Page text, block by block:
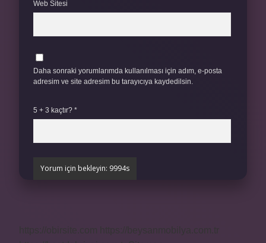
Web Sitesi
Daha sonraki yorumlarımda kullanılması için adım, e-posta
adresim ve site adresim bu tarayıcıya kaydedilsin.
5 + 3 kaçtır? *